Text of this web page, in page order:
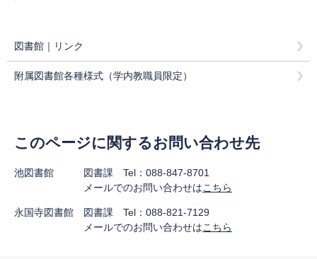
図書館｜リンク
附属図書館各種様式（学内教職員限定）
このページに関するお問い合わせ先
池図書館 図書課 Tel：088-847-8701
メールでのお問い合わせはこちら
永国寺図書館 図書課 Tel：088-821-7129
メールでのお問い合わせはこちら